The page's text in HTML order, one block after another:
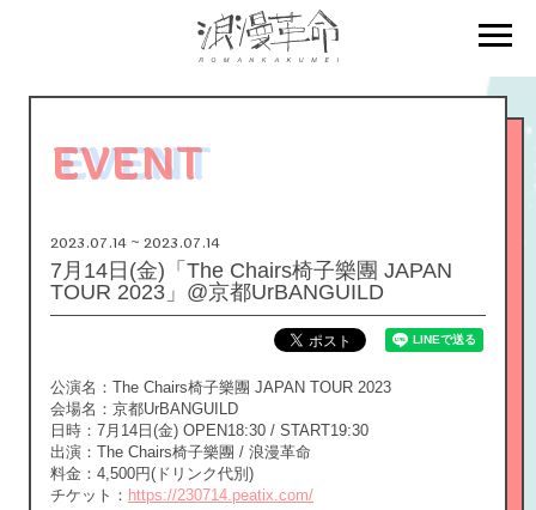
EVENT
2023.07.14 ~ 2023.07.14
7月14日(金)「The Chairs椅子樂團 JAPAN
TOUR 2023」@京都UrBANGUILD
公演名：The Chairs椅子樂團 JAPAN TOUR 2023
会場名：京都UrBANGUILD
日時：7月14日(金) OPEN18:30 / START19:30
出演：The Chairs椅子樂團 / 浪漫革命
料金：4,500円(ドリンク代別)
チケット： https://230714.peatix.com/